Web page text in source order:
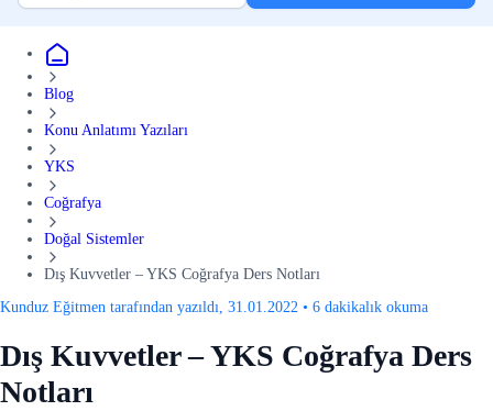
Blog
Konu Anlatımı Yazıları
YKS
Coğrafya
Doğal Sistemler
Dış Kuvvetler – YKS Coğrafya Ders Notları
Kunduz Eğitmen tarafından yazıldı, 31.01.2022 • 6 dakikalık okuma
Dış Kuvvetler – YKS Coğrafya Ders
Notları